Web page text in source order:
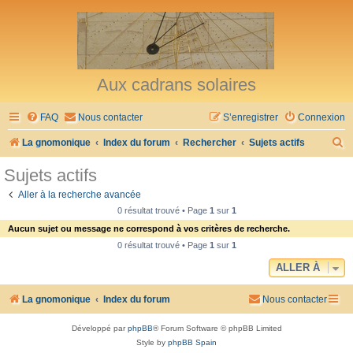
Aux cadrans solaires
FAQ Nous contacter Connexion
S’enregistrer
La gnomonique Index du forum Rechercher Sujets actifs
h
Sujets actifs
Aller à la recherche avancée
0 résultat trouvé • Page 1sur 1
Aucun sujet ou message ne correspond à vos critères de recherche.
0 résultat trouvé • Page 1sur 1
ALLER À
La gnomonique Index du forum Nous contacter
Développé parphpBB® Forum Software © phpBB Limited
Style by phpBB Spain